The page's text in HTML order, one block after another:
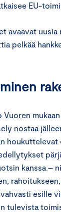
EU-
avaavat
pelkää
nostaa
kanssa –
esille
tulevista